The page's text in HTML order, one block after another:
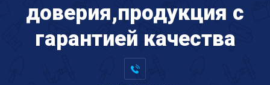
доверия,продукция с
гарантией качества